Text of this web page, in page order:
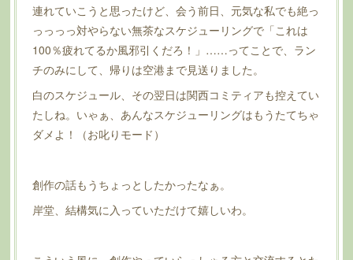
連れていこうと思ったけど、会う前日、元気な私でも絶っ
っっっっ対やらない無茶なスケジューリングで「これは
100％疲れてるか風邪引くだろ！」……ってことで、ラン
チのみにして、帰りは空港まで見送りました。
白のスケジュール、その翌日は関西コミティアも控えてい
たしね。いゃぁ、あんなスケジューリングはもうたてちゃ
ダメよ！（お叱りモード）
創作の話もうちょっとしたかったなぁ。
岸堂、結構気に入っていただけて嬉しいわ。